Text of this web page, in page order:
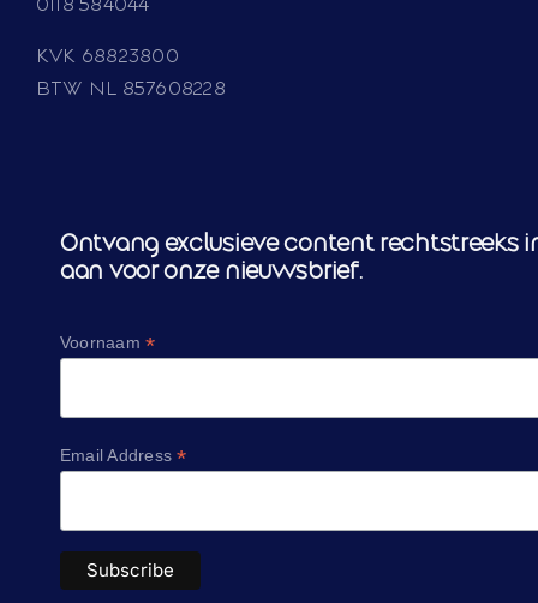
KVK 68823800
BTW NL 857608228
Ontvang exclusieve content rechtstreeks
aan voor onze nieuwsbrief.
Voornaam*
Email Address*